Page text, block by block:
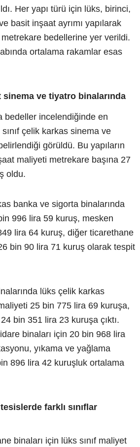
Her yapı türü için lüks, birinci,
basit inşaat ayrımı yapılarak
bedellerine yer verildi.
ortalama rakamlar esas
ve tiyatro binalarında
bedeller incelendiğinde en
çelik karkas sinema ve
görüldü. Bu yapıların
maliyeti metrekare başına 27
oldu.
banka ve sigorta binalarında
996 lira 59 kuruş, mesken
lira 64 kuruş, diğer ticarethane
bin 90 lira 71 kuruş olarak tespit
lüks çelik karkas
25 bin 775 lira 69 kuruşa,
bin 351 lira 23 kuruşa çıktı.
idare binaları için 20 bin 968 lira
yıkama ve yağlama
896 lira 42 kuruşluk ortalama
farklı sınıflar
binaları için lüks sınıf maliyet